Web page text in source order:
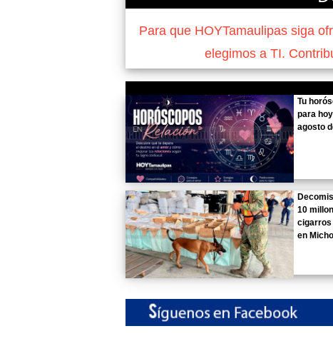
Para que HOYTamaulipas siga
elegimos a TI.
Tu
para
agosto
10
cigarros
en